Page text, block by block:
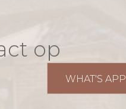
op
WHAT'S APP